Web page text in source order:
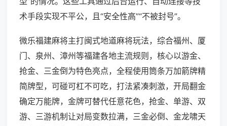
术手段实现不平公，且“安全性高”“不被封号”。
微乐福建麻将主打闽式地道麻将玩法，综合福州、厦
门、泉州、漳州等福建各地主流规则，核心以游金、
抢金、三金倒为特色亮点，全程使用筒条万加箭牌精
简牌型，可碰可杠不可吃，打法紧凑刺激，开局翻金
确定万能牌，金牌可替代任意花色，抢金、单游、双
游、三游机制让对局变数拉满，三金必倒、金龙啸天